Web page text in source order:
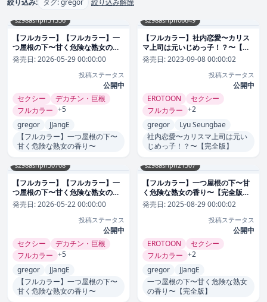
s298asnph31356
【フルカラー】【フルカラー】一
つ屋根の下〜甘く危険な熟女の香
り〜｜gregor 評価数1
発売日:2026-05-29 00:00:00
投稿ステータス
公開中
セクシー
デカチン・巨根
フルカラー +5
gregor
JJangE
【フルカラー】一つ屋根の下〜
甘く危険な熟女の香り〜
s298asnph06649
【フルカラー】社内恋愛〜カリス
マ上司は元いじめっ子！？〜【完
全版】｜gregor 評価数16
発売日:2023-09-08 00:00:02
投稿ステータス
公開中
EROTOON
セクシー
フルカラー +2
gregor
Lyu Seungbae
社内恋愛〜カリスマ上司は元い
じめっ子！？〜【完全版】
s298asnph30708
【フルカラー】【フルカラー】一
つ屋根の下〜甘く危険な熟女の香
り〜｜gregor 評価数1
発売日:2026-05-22 00:00:00
投稿ステータス
公開中
セクシー
デカチン・巨根
フルカラー +5
gregor
JJangE
【フルカラー】一つ屋根の下〜
甘く危険な熟女の香り〜
s298asnph21307
【フルカラー】一つ屋根の下〜甘
く危険な熟女の香り〜【完全版】
｜gregor 評価数21
発売日:2025-08-29 00:00:02
投稿ステータス
公開中
EROTOON
セクシー
フルカラー +2
gregor
JJangE
一つ屋根の下〜甘く危険な熟女
の香り〜【完全版】